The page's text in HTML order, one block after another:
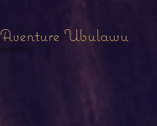
Aventure Ubulawu